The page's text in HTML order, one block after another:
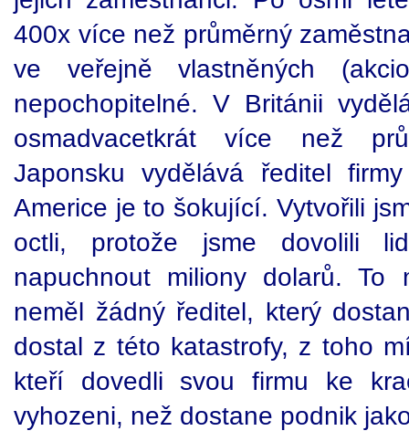
400x více než průměrný
ve veřejně vlastněných
nepochopitelné. V Británii
osmadvacetkrát více než
Japonsku vydělává ředitel
Americe je to šokující. Vytvořili
octli, protože jsme dovolili
napuchnout miliony dolarů. To
neměl žádný ředitel, který
dostal z této katastrofy, z toho
kteří dovedli svou firmu ke
vyhozeni, než dostane podnik